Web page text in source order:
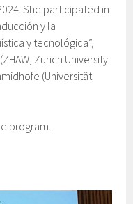
She participated in
y la
y tecnológica”,
Zurich University
(Universität
program.